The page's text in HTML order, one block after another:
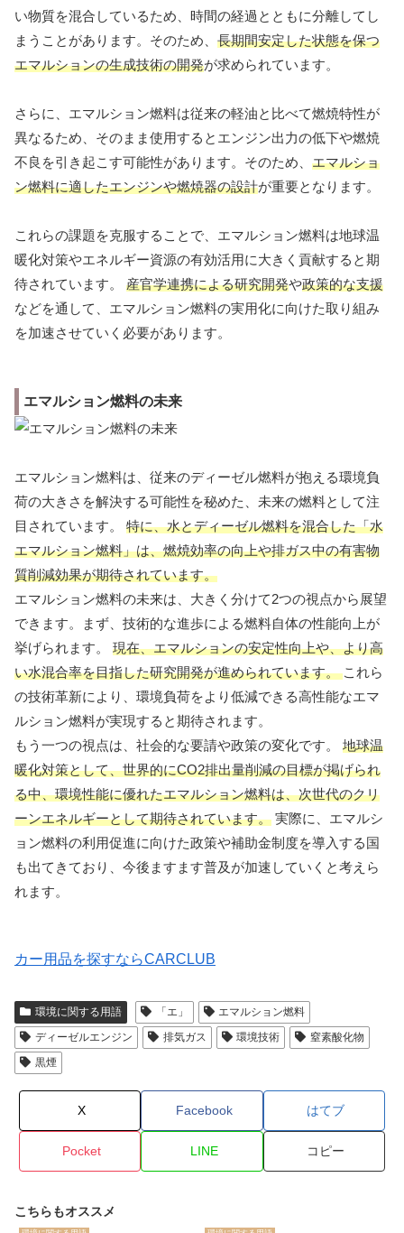
い物質を混合しているため、時間の経過とともに分離してし
まうことがあります。そのため、 長期間安定した状態を保つ
エマルションの生成技術の開発が求められています。
さらに、エマルション燃料は従来の軽油と比べて燃焼特性が
異なるため、そのまま使用するとエンジン出力の低下や燃焼
不良を引き起こす可能性があります。そのため、 エマルショ
ン燃料に適したエンジンや燃焼器の設計が重要となります。
これらの課題を克服することで、エマルション燃料は地球温
暖化対策やエネルギー資源の有効活用に大きく貢献すると期
待されています。 産官学連携による研究開発や政策的な支援
などを通して、エマルション燃料の実用化に向けた取り組み
を加速させていく必要があります。
エマルション燃料の未来
エマルション燃料は、従来のディーゼル燃料が抱える環境負
荷の大きさを解決する可能性を秘めた、未来の燃料として注
目されています。 特に、水とディーゼル燃料を混合した「水
エマルション燃料」は、燃焼効率の向上や排ガス中の有害物
質削減効果が期待されています。
エマルション燃料の未来は、大きく分けて2つの視点から展望
できます。まず、技術的な進歩による燃料自体の性能向上が
挙げられます。 現在、エマルションの安定性向上や、より高
い水混合率を目指した研究開発が進められています。これら
の技術革新により、環境負荷をより低減できる高性能なエマ
ルション燃料が実現すると期待されます。
もう一つの視点は、社会的な要請や政策の変化です。 地球温
暖化対策として、世界的にCO2排出量削減の目標が掲げられ
る中、環境性能に優れたエマルション燃料は、次世代のクリ
ーンエネルギーとして期待されています。 実際に、エマルシ
ョン燃料の利用促進に向けた政策や補助金制度を導入する国
も出てきており、今後ますます普及が加速していくと考えら
れます。
カー用品を探すならCARCLUB
環境に関する用語 「エ」
エマルション燃料
ディーゼルエンジン
排気ガス 環境技術
窒素酸化物
黒煙
X Facebook はてブ
Pocket LINE コピー
こちらもオススメ